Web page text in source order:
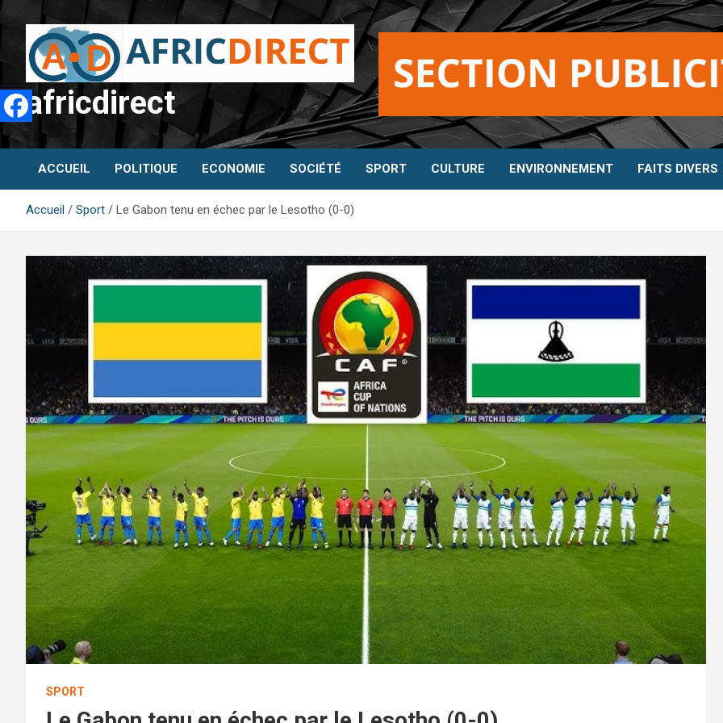
Aller
contenu
africdirect
ACCUEIL POLITIQUE ECONOMIE SOCIÉTÉ SPORT CULTURE ENVIRONNEMENT FAITS DIVERS
Accueil Sport Le Gabon tenu en échec par le Lesotho (0-0)
SPORT